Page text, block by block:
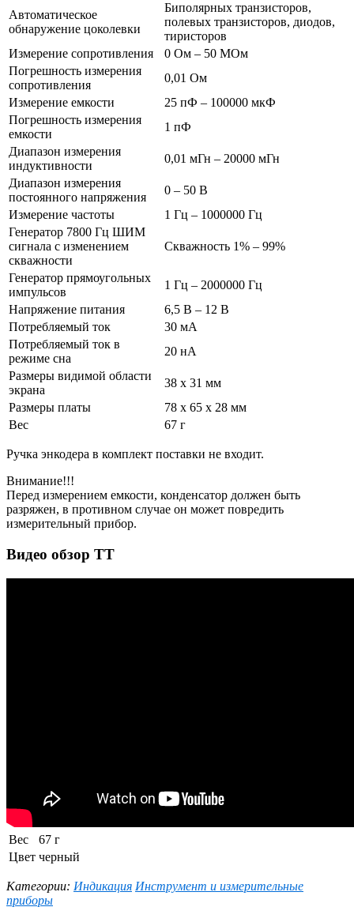
Автоматическое
обнаружение цоколевки
Биполярных транзисторов,
полевых транзисторов, диодов,
тиристоров
Измерение сопротивления
0 Ом – 50 МОм
Погрешность измерения
сопротивления
0,01 Ом
Измерение емкости
25 пФ – 100000 мкФ
Погрешность измерения
емкости
1 пФ
Диапазон измерения
индуктивности
0,01 мГн – 20000 мГн
Диапазон измерения
постоянного напряжения
0 – 50 В
Измерение частоты
1 Гц – 1000000 Гц
Генератор 7800 Гц ШИМ
сигнала с изменением
скважности
Скважность 1% – 99%
Генератор прямоугольных
импульсов
1 Гц – 2000000 Гц
Напряжение питания
6,5 В – 12 В
Потребляемый ток
30 мА
Потребляемый ток в
режиме сна
20 нА
Размеры видимой области
экрана
38 x 31 мм
Размеры платы
78 x 65 x 28 мм
Вес
67 г
Ручка энкодера в комплект поставки не входит.
Внимание!!!
Перед измерением емкости, конденсатор должен быть
разряжен, в противном случае он может повредить
измерительный прибор.
Видео обзор ТТ
Вес
67 г
Цвет черный
Категории: Индикация Инструмент и измерительные
приборы